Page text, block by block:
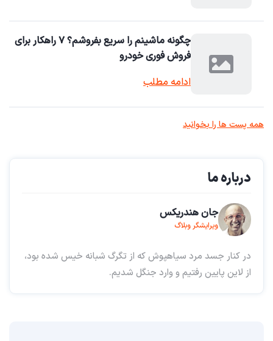
چگونه ماشینم را سریع بفروشم؟ ۷ راهکار برای
فروش فوری خودرو
ادامه مطلب
همه پست ها را بخوانید
درباره ما
جان هندریکس
ویرایشگر وبلاگ
در کنار جسد مرد سیاهپوش که از تگرگ شبانه خیس شده بود،
از لاین پایین رفتیم و وارد جنگل شدیم.